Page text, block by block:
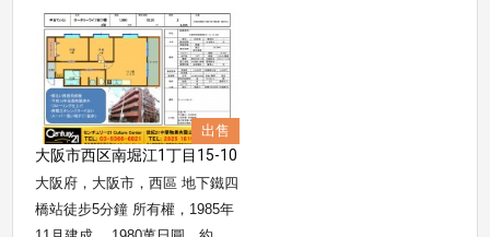
出售
大阪市西区南堀江1丁目15-10
大阪府，大阪市，西區 地下鐵四
橋站徒步5分鐘 所有權，1985年